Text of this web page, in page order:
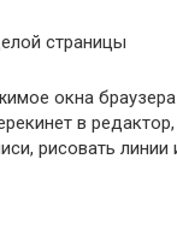
страницы
окна
в
рисовать линии